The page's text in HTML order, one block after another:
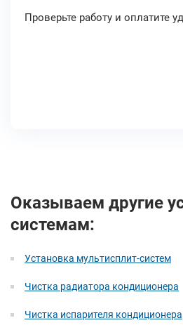
Проверьте работу и оплатите
Оказываем другие
системам:
Установка мультисплит-систем
Чистка радиатора кондиционера
Чистка испарителя кондиционера